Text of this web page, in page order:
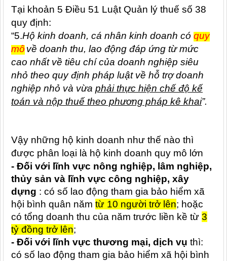
Tại khoản 5 Điều 51 Luật Quản lý thuế số 38
quy định:
“5.Hộ kinh doanh, cá nhân kinh doanh có quy
mô về doanh thu, lao động đáp ứng từ mức
cao nhất về tiêu chí của doanh nghiệp siêu
nhỏ theo quy định pháp luật về hỗ trợ doanh
nghiệp nhỏ và vừa phải thực hiện chế độ kế
toán và nộp thuế theo phương pháp kê khai”.
Vậy những hộ kinh doanh như thế nào thì
được phân loại là hộ kinh doanh quy mô lớn
- Đối với lĩnh vực nông nghiệp, lâm nghiệp,
thủy sản và lĩnh vực công nghiệp, xây
dựng : có số lao động tham gia bảo hiểm xã
hội bình quân năm từ 10 người trở lên; hoặc
có tổng doanh thu của năm trước liền kề từ 3
tỷ đồng trở lên;
- Đối với lĩnh vực thương mại, dịch vụ thì:
có số lao động tham gia bảo hiểm xã hội bình